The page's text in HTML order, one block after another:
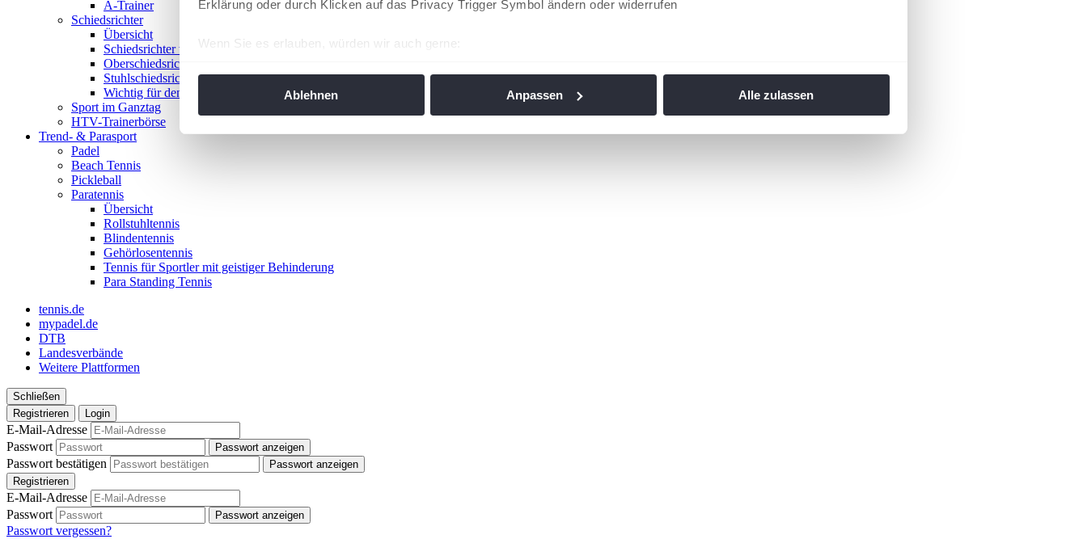
Erklärung oder durch Klicken auf das Privacy Trigger Symbol ändern oder widerrufen
Wenn Sie es erlauben, würden wir auch gerne:
angepasst werden.
Ablehnen Anpassen Alle zulassen
A-Trainer
Schiedsrichter
Übersicht
Schiedsrichter werden!
Oberschiedsrichter
Stuhlschiedsrichter
Wichtig für den Spieltag
Sport im Ganztag
HTV-Trainerbörse
Trend- & Parasport
Padel
Beach Tennis
Pickleball
Paratennis
Übersicht
Rollstuhltennis
Blindentennis
Gehörlosentennis
Tennis für Sportler mit geistiger Behinderung
Para Standing Tennis
tennis.de
mypadel.de
DTB
Landesverbände
Weitere Plattformen
Schließen
Registrieren
Login
E-Mail-Adresse
Passwort
Passwort anzeigen
Passwort bestätigen
Passwort anzeigen
Registrieren
E-Mail-Adresse
Passwort
Passwort anzeigen
Passwort vergessen?